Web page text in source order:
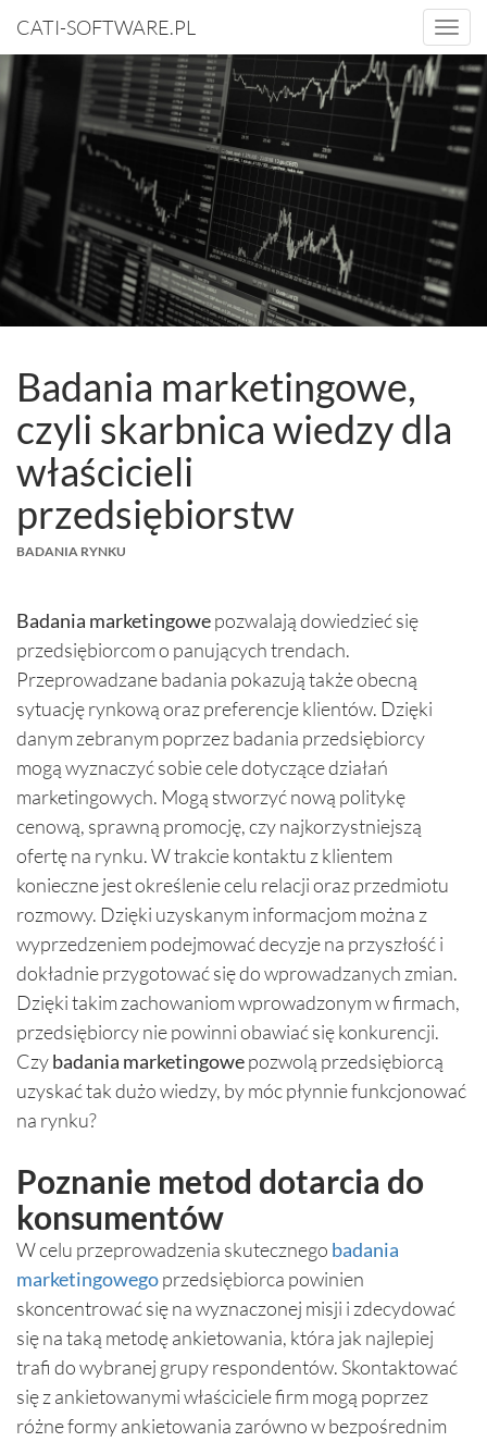
CATI-SOFTWARE.PL
Badania marketingowe,
czyli skarbnica wiedzy dla
właścicieli
przedsiębiorstw
BADANIA RYNKU
Badania marketingowepozwalają dowiedzieć się
przedsiębiorcom o panujących trendach.
Przeprowadzane badania pokazują także obecną
sytuację rynkową oraz preferencje klientów. Dzięki
danym zebranym poprzez badania przedsiębiorcy
mogą wyznaczyć sobie cele dotyczące działań
marketingowych. Mogą stworzyć nową politykę
cenową, sprawną promocję, czy najkorzystniejszą
ofertę na rynku. W trakcie kontaktu z klientem
konieczne jest określenie celu relacji oraz przedmiotu
rozmowy. Dzięki uzyskanym informacjom można z
wyprzedzeniem podejmować decyzje na przyszłość i
dokładnie przygotować się do wprowadzanych zmian.
Dzięki takim zachowaniom wprowadzonym w firmach,
przedsiębiorcy nie powinni obawiać się konkurencji.
Czybadania marketingowepozwolą przedsiębiorcą
uzyskać tak dużo wiedzy, by móc płynnie funkcjonować
na rynku?
Poznanie metod dotarcia do
konsumentów
W celu przeprowadzenia skutecznego badania
marketingowegoprzedsiębiorca powinien
skoncentrować się na wyznaczonej misji i zdecydować
się na taką metodę ankietowania, która jak najlepiej
trafi do wybranej grupy respondentów. Skontaktować
się z ankietowanymi właściciele firm mogą poprzez
różne formy ankietowania zarówno w bezpośrednim